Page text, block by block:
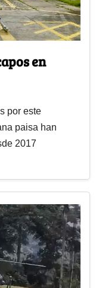
en
por este
paisa han
2017